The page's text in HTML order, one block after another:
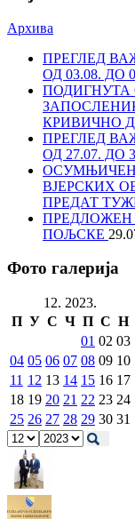
Архива
ПРЕГЛЕД
ОД 03.08. ДО
КРИВИЧНО
ПРЕГЛЕД
ОД 27.07. ДО
ВЈЕРСКИХ
ПРЕДАТ
ПОЉСКЕ
Фото галерија
12. 2023.
П У С Ч П С Н
01 02 03
04 05 06 07 08 09 10
11 12 13 14 15 16 17
18 19 20 21 22 23 24
25 26 27 28 29 30 31